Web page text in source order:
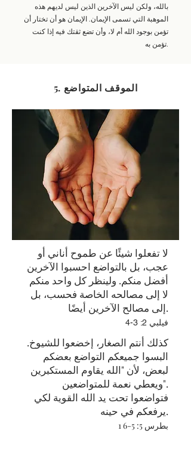
بالله، ولكن ليس الآخرين الذين ليس لديهم هذه
الموهبة التي تسمى الإيمان. الإيمان هو أن تختار أن
تؤمن بوجود الله أم لا، وأن تضع ثقتك فيه إذا كنت
تؤمن به.
5. الموقف المتواضع
لا تفعلوا شيئًا عن طموح أناني أو
عجب، بل بالتواضع احسبوا الآخرين
أفضل منكم. ولينظر كل واحد منكم
لا إلى مصالحه الخاصة فحسب، بل
إلى مصالح الآخرين أيضًا.
فيلبي 2: 3-4
كذلك أنتم الصغار، إخضعوا للشيوخ.
البسوا جميعكم التواضع بعضكم
لبعض، لأن "الله يقاوم المستكبرين
ويعطي نعمة للمتواضعين".
فتواضعوا تحت يد الله القوية لكي
يرفعكم في حينه.
1 بطرس 5: 5-6